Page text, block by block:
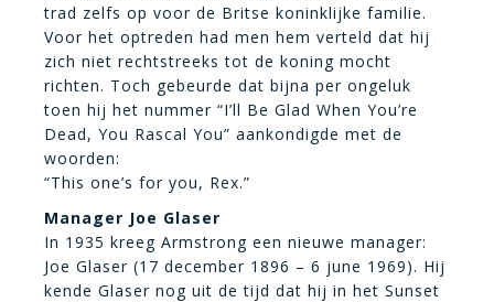
trad zelfs op voor de Britse koninklijke familie.
Voor het optreden had men hem verteld dat hij
zich niet rechtstreeks tot de koning mocht
richten. Toch gebeurde dat bijna per ongeluk
toen hij het nummer “I’ll Be Glad When You’re
Dead, You Rascal You” aankondigde met de
woorden:
“This one’s for you, Rex.”
Manager Joe Glaser
In 1935 kreeg Armstrong een nieuwe manager:
Joe Glaser (17 december 1896 – 6 june 1969). Hij
kende Glaser nog uit de tijd dat hij in het Sunset